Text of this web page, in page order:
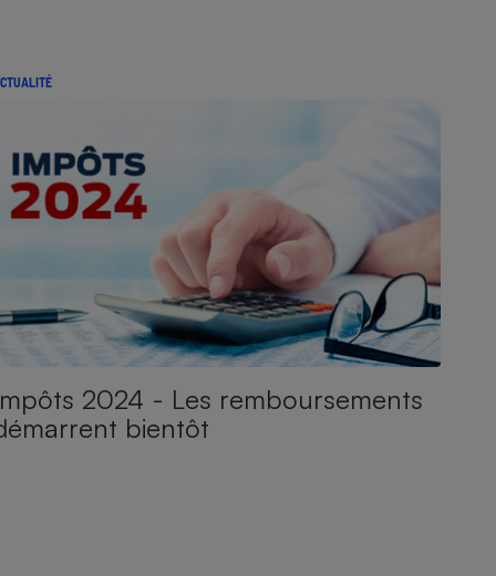
2024 - Les remboursements
bientôt